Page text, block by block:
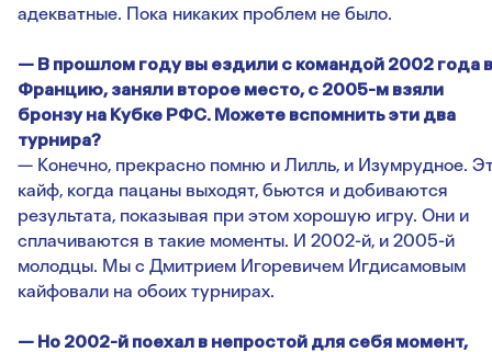
адекватные. Пока никаких проблем не было.
— В прошлом году вы ездили с командой 2002 года
Францию, заняли второе место, с 2005-м взяли
бронзу на Кубке РФС. Можете вспомнить эти два
турнира?
— Конечно, прекрасно помню и Лилль, и Изумрудное.
кайф, когда пацаны выходят, бьются и добиваются
результата, показывая при этом хорошую игру. Они и
сплачиваются в такие моменты. И 2002-й, и 2005-й
молодцы. Мы с Дмитрием Игоревичем Игдисамовым
кайфовали на обоих турнирах.
— Но 2002-й поехал в непростой для себя момент,